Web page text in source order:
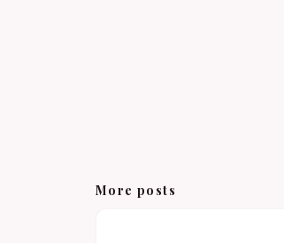
More posts